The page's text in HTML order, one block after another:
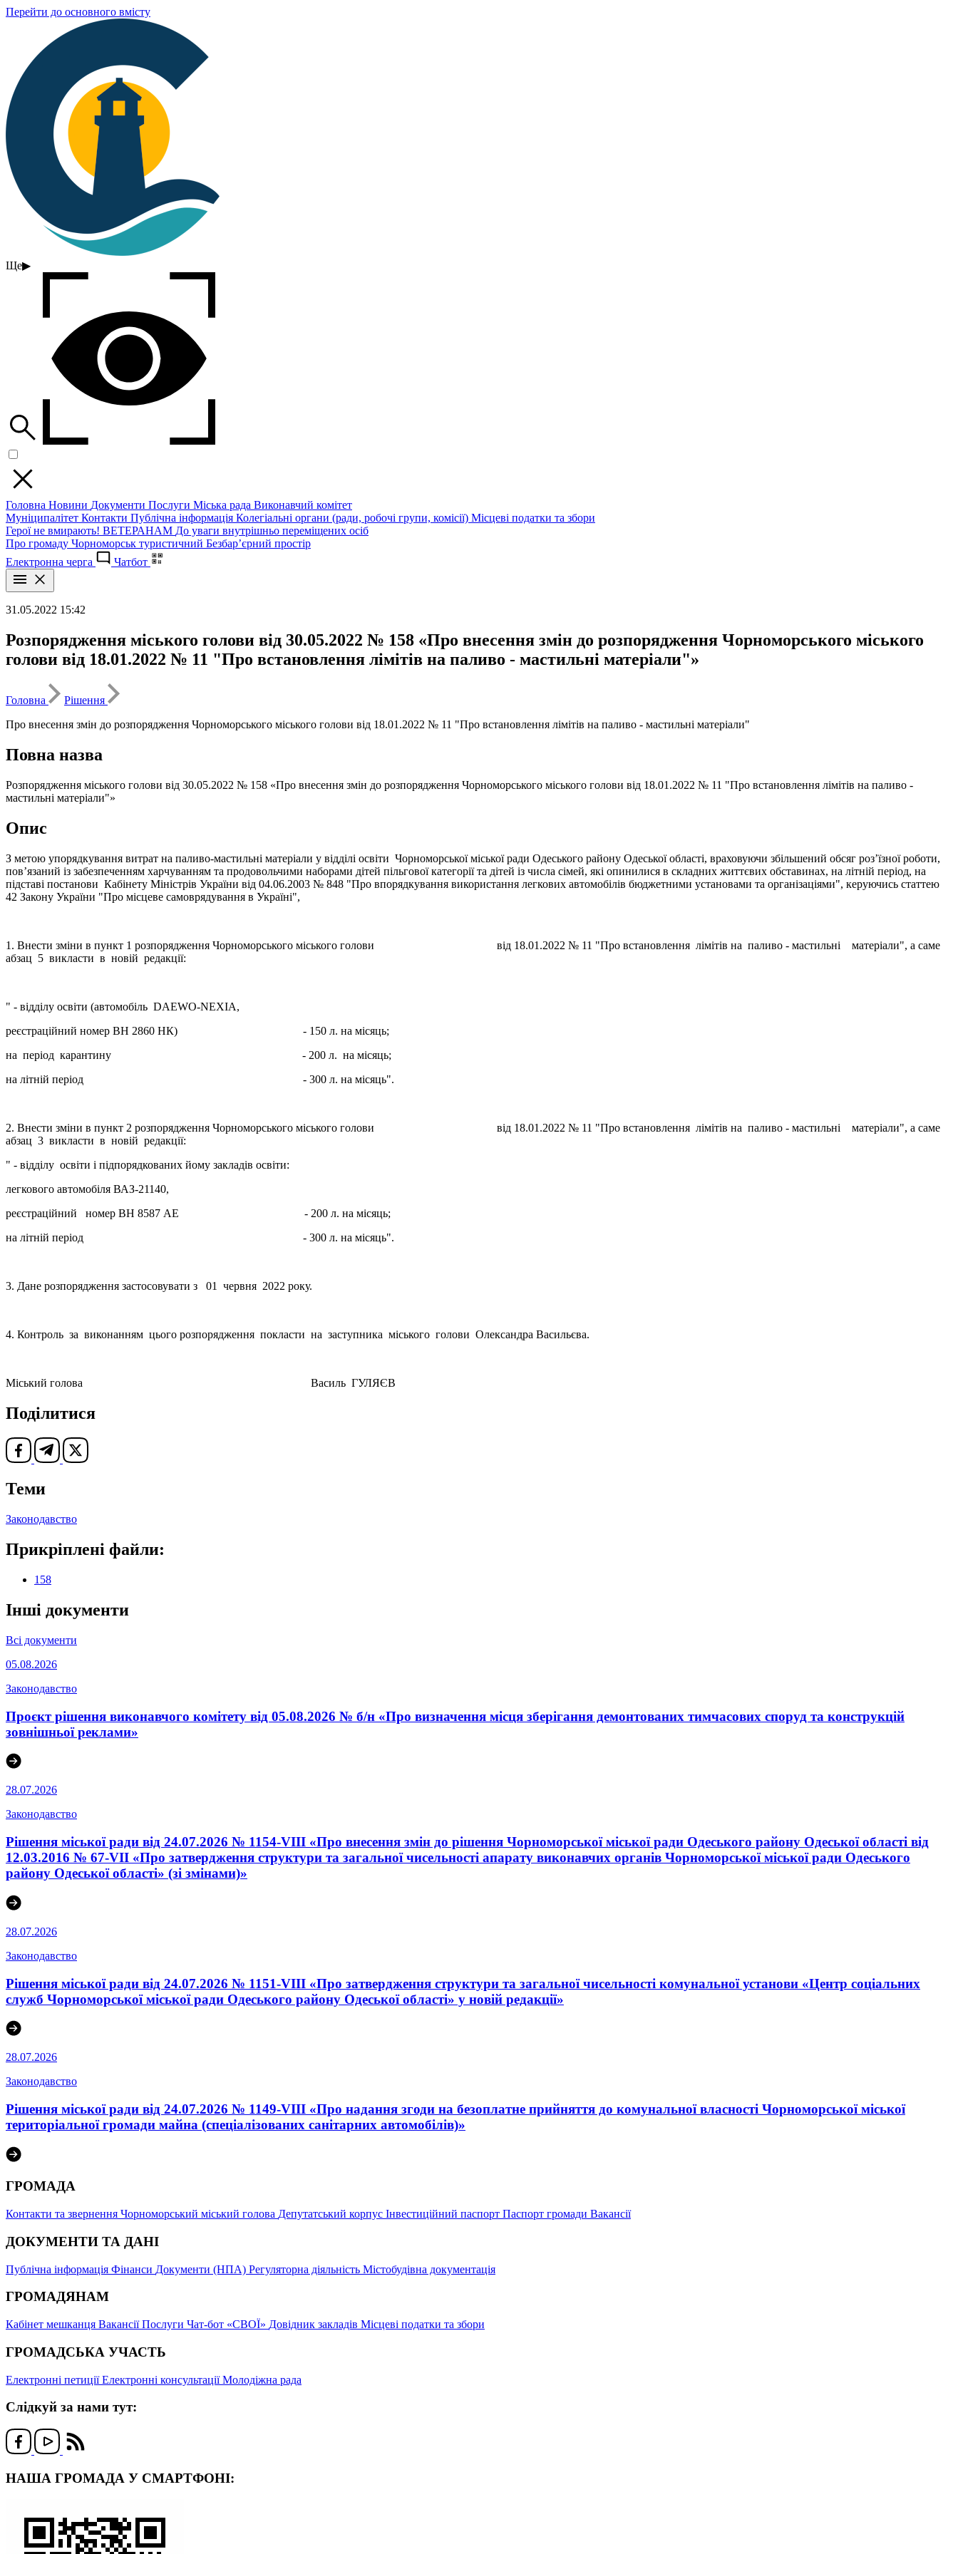
Перейти до основного вмісту
Ще▶
Головна Новини Документи Послуги Міська рада Виконавчий комітет
Муніципалітет Контакти Публічна інформація Колегіальні органи (ради, робочі групи, комісії) Місцеві податки та збори
Герої не вмирають! ВЕТЕРАНАМ До уваги внутрішньо переміщених осіб
Про громаду Чорноморськ туристичний Безбар’єрний простір
Електронна черга
Чатбот
31.05.2022 15:42
Розпорядження міського голови від 30.05.2022 № 158 «Про внесення змін до розпорядження Чорноморського міського
голови від 18.01.2022 № 11 "Про встановлення лімітів на паливо - мастильні матеріали"»
Головна
Рішення
Про внесення змін до розпорядження Чорноморського міського голови від 18.01.2022 № 11 "Про встановлення лімітів на паливо - мастильні матеріали"
Повна назва
Розпорядження міського голови від 30.05.2022 № 158 «Про внесення змін до розпорядження Чорноморського міського голови від 18.01.2022 № 11 "Про встановлення лімітів на паливо -
мастильні матеріали"»
Опис
З метою упорядкування витрат на паливо-мастильні матеріали у відділі освіти Чорноморської міської ради Одеського району Одеської області, враховуючи збільшений обсяг роз’їзної роботи,
пов’язаний із забезпеченням харчуванням та продовольчими наборами дітей пільгової категорії та дітей із числа сімей, які опинилися в складних життєвих обставинах, на літній період, на
підставі постанови Кабінету Міністрів України від 04.06.2003 № 848 "Про впорядкування використання легкових автомобілів бюджетними установами та організаціями", керуючись статтею
42 Закону України "Про місцеве самоврядування в Україні",
1. Внести зміни в пункт 1 розпорядження Чорноморського міського голови від 18.01.2022 № 11 "Про встановлення лімітів на паливо - мастильні матеріали", а саме
абзац 5 викласти в новій редакції:
" - відділу освіти (автомобіль DAEWO-NEXIA,
реєстраційний номер ВН 2860 НК) - 150 л. на місяць;
на період карантину - 200 л. на місяць;
на літній період - 300 л. на місяць".
2. Внести зміни в пункт 2 розпорядження Чорноморського міського голови від 18.01.2022 № 11 "Про встановлення лімітів на паливо - мастильні матеріали", а саме
абзац 3 викласти в новій редакції:
" - відділу освіти і підпорядкованих йому закладів освіти:
легкового автомобіля ВАЗ-21140,
реєстраційний номер ВН 8587 АЕ - 200 л. на місяць;
на літній період - 300 л. на місяць".
3. Дане розпорядження застосовувати з 01 червня 2022 року.
4. Контроль за виконанням цього розпорядження покласти на заступника міського голови Олександра Васильєва.
Міський голова Василь ГУЛЯЄВ
Поділитися
Теми
Законодавство
Прикріплені файли:
158
Інші документи
Всі документи
05.08.2026
Законодавство
Проєкт рішення виконавчого комітету від 05.08.2026 № б/н «Про визначення місця зберігання демонтованих тимчасових споруд та конструкцій
зовнішньої реклами»
28.07.2026
Законодавство
Рішення міської ради від 24.07.2026 № 1154-VIII «Про внесення змін до рішення Чорноморської міської ради Одеського району Одеської області від
12.03.2016 № 67-VІI «Про затвердження структури та загальної чисельності апарату виконавчих органів Чорноморської міської ради Одеського
району Одеської області» (зі змінами)»
28.07.2026
Законодавство
Рішення міської ради від 24.07.2026 № 1151-VIII «Про затвердження структури та загальної чисельності комунальної установи «Центр соціальних
служб Чорноморської міської ради Одеського району Одеської області» у новій редакції»
28.07.2026
Законодавство
Рішення міської ради від 24.07.2026 № 1149-VIII «Про надання згоди на безоплатне прийняття до комунальної власності Чорноморської міської
територіальної громади майна (спеціалізованих санітарних автомобілів)»
ГРОМАДА
Контакти та звернення Чорноморський міський голова Депутатський корпус Інвестиційний паспорт Паспорт громади Вакансії
ДОКУМЕНТИ ТА ДАНІ
Публічна інформація Фінанси Документи (НПА) Регуляторна діяльність Містобудівна документація
ГРОМАДЯНАМ
Кабінет мешканця ВакансіїПослуги Чат-бот «СВОЇ» Довідник закладів Місцеві податки та збори
ГРОМАДСЬКА УЧАСТЬ
Електронні петиціїЕлектронні консультаціїМолодіжна рада
Слідкуй за нами тут:
НАША ГРОМАДА У СМАРТФОНІ: